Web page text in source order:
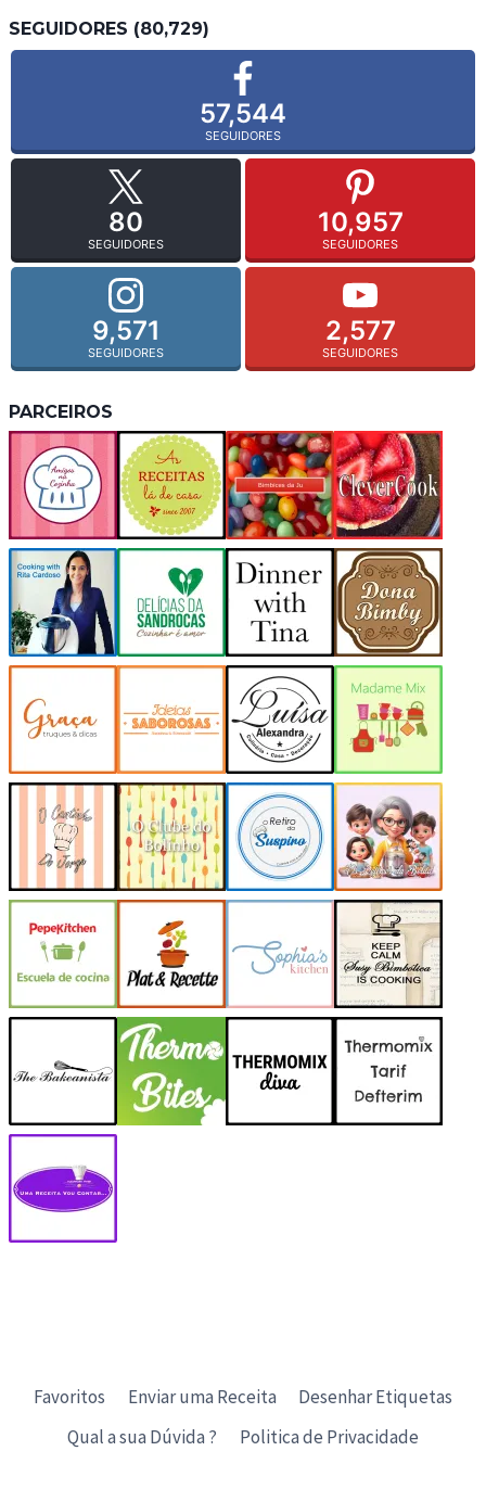
SEGUIDORES (80,729)
57,544
SEGUIDORES
80
SEGUIDORES
10,957
SEGUIDORES
9,571
SEGUIDORES
2,577
SEGUIDORES
PARCEIROS
Favoritos Enviar uma Receita
Desenhar Etiquetas
Qual a sua Dúvida ?
Politica de Privacidade